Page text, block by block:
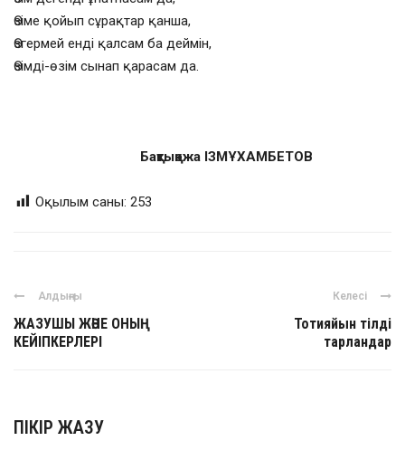
Өзіме қойып сұрақтар қанша,
Өзгермей енді қалсам ба деймін,
Өзімді-өзім сынап қарасам да.
Бақтықожа ІЗМҰХАМБЕТОВ
Оқылым саны: 253
Алдыңғы
ЖАЗУШЫ ЖӘНЕ ОНЫҢ
КЕЙІПКЕРЛЕРІ
Келесі
Тотияйын тілді
тарландар
ПІКІР ЖАЗУ